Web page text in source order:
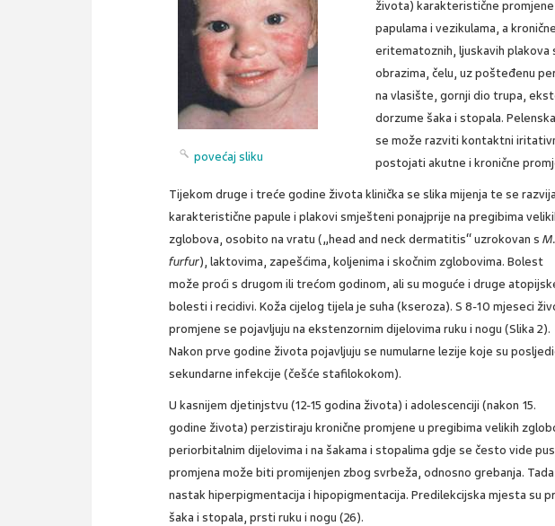
povećaj sliku
života) karakteristične
papulama i vezikulama, a
eritematoznih, ljuskavih plakova
obrazima, čelu, uz pošteđenu
na vlasište, gornji dio trupa,
dorzume šaka i stopala.
se može razviti kontaktni
postojati akutne i kronične
Tijekom druge i treće godine života klinička se slika mijenja te se
karakteristične papule i plakovi smješteni ponajprije na pregibima
zglobova, osobito na vratu („head and neck dermatitis“ uzrokovan sM.
furfur), laktovima, zapešćima, koljenima i skočnim zglobovima. Bolest
može proći s drugom ili trećom godinom, ali su moguće i druge
bolesti i recidivi. Koža cijelog tijela je suha (kseroza). S 8-10 mjeseci
promjene se pojavljuju na ekstenzornim dijelovima ruku i nogu (Slika 2).
Nakon prve godine života pojavljuju se numularne lezije koje su
sekundarne infekcije (češće stafilokokom).
U kasnijem djetinjstvu (12-15 godina života) i adolescenciji (nakon 15.
godine života) perzistiraju kronične promjene u pregibima velikih
periorbitalnim dijelovima i na šakama i stopalima gdje se često vide
promjena može biti promijenjen zbog svrbeža, odnosno grebanja.
nastak hiperpigmentacija i hipopigmentacija. Predilekcijska mjesta su
šaka i stopala, prsti ruku i nogu (26).